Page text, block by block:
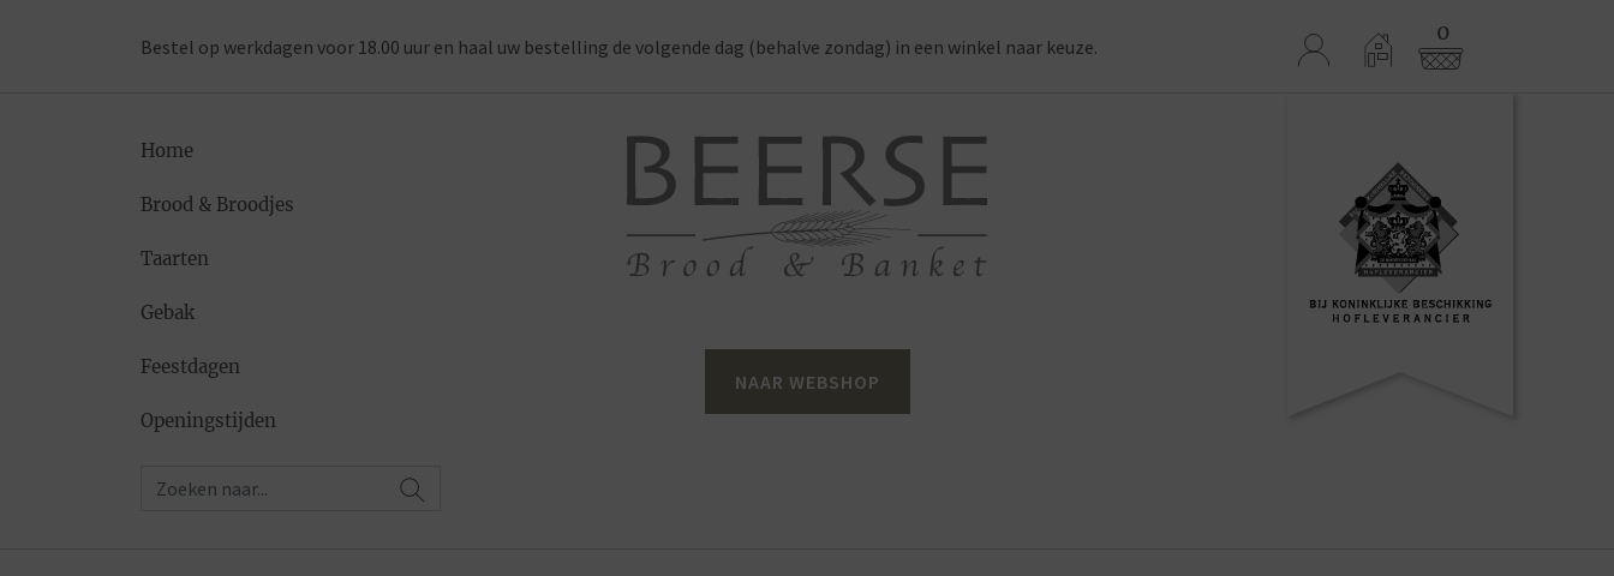
Bestel op werkdagen voor 18.00 uur en haal uw bestelling de volgende dag (behalve zondag) in een winkel naar keuze.
0
Home
Brood & Broodjes
Taarten
Gebak
Feestdagen
Openingstijden
NAAR WEBSHOP